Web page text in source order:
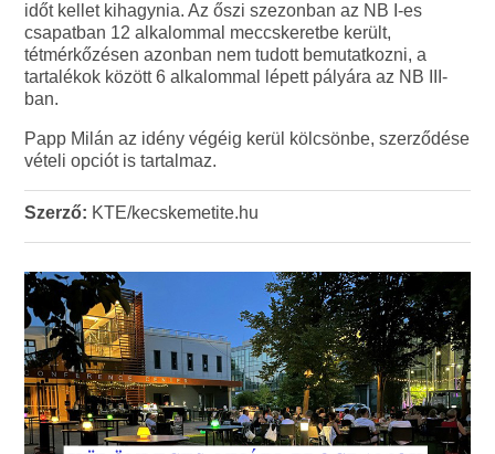
időt kellet kihagynia. Az őszi szezonban az NB I-es
csapatban 12 alkalommal meccskeretbe került,
tétmérkőzésen azonban nem tudott bemutatkozni, a
tartalékok között 6 alkalommal lépett pályára az NB III-
ban.
Papp Milán az idény végéig kerül kölcsönbe, szerződése
vételi opciót is tartalmaz.
Szerző: KTE/kecskemetite.hu